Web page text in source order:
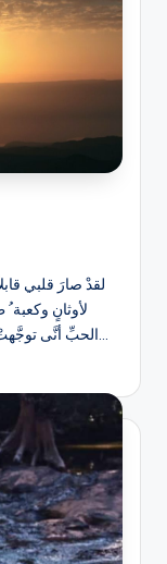
لقدْ صارَ قلبي
لأوثانٍ
الحبِّ أنَّى توجَّهتْ رَكائِبُهُ فالحُبُّ ديني وإيمانيالقصيدة كاملة من…